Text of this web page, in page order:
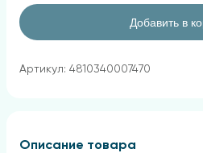
Добавить в
Артикул: 4810340007470
Описание товара